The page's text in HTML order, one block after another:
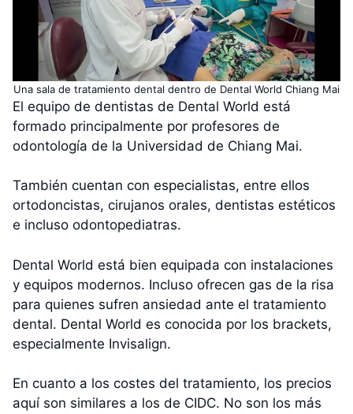
Una sala de tratamiento dental dentro de Dental World Chiang Mai
El equipo de dentistas de Dental World está
formado principalmente por profesores de
odontología de la Universidad de Chiang Mai.
También cuentan con especialistas, entre ellos
ortodoncistas, cirujanos orales, dentistas estéticos
e incluso odontopediatras.
Dental World está bien equipada con instalaciones
y equipos modernos. Incluso ofrecen gas de la risa
para quienes sufren ansiedad ante el tratamiento
dental. Dental World es conocida por los brackets,
especialmente Invisalign.
En cuanto a los costes del tratamiento, los precios
aquí son similares a los de CIDC. No son los más